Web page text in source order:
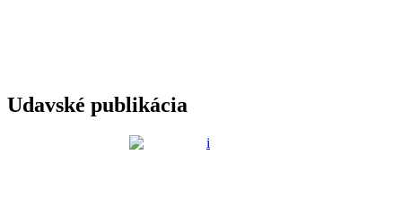
Udavské publikácia